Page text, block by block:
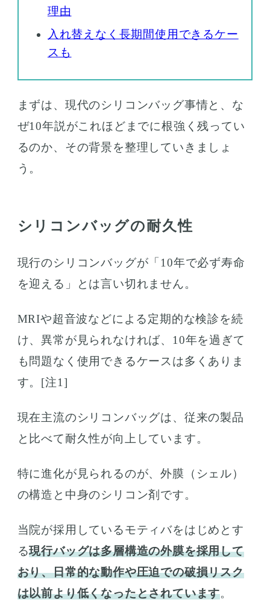
理由
入れ替えなく長期間使用できるケー
スも
まずは、現代のシリコンバッグ事情と、な
ぜ10年説がこれほどまでに根強く残ってい
るのか、その背景を整理していきましょ
う。
シリコンバッグの耐久性
現行のシリコンバッグが「10年で必ず寿命
を迎える」とは言い切れません。
MRIや超音波などによる定期的な検診を続
け、異常が見られなければ、10年を過ぎて
も問題なく使用できるケースは多くありま
す。[注1]
現在主流のシリコンバッグは、従来の製品
と比べて耐久性が向上しています。
特に進化が見られるのが、外膜（シェル）
の構造と中身のシリコン剤です。
当院が採用しているモティバをはじめとす
る現行バッグは多層構造の外膜を採用して
おり、日常的な動作や圧迫での破損リスク
は以前より低くなったとされています。